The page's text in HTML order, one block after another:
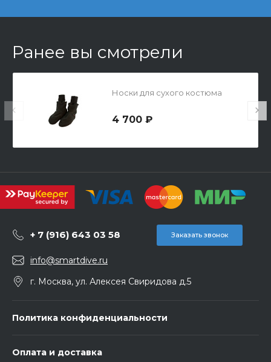
Ранее вы смотрели
Носки для сухого костюма
4 700 ₽
+ 7 (916) 643 03 58 Заказать звонок
info@smartdive.ru
г. Москва, ул. Алексея Свиридова д.5
Политика конфиденциальности
Оплата и доставка